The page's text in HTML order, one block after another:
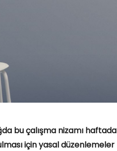
bu çalışma nizamı haftada
için yasal düzenlemeler